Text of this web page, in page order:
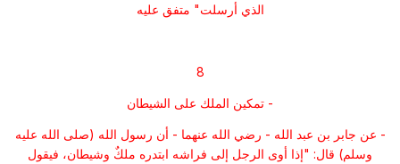
الذي أرسلت" متفق عليه
8
- تمكين الملك على الشيطان
- عن جابر بن عبد الله - رضي الله عنهما - أن رسول الله (صلى الله عليه
وسلم) قال: "إذا أوى الرجل إلى فراشه ابتدره ملكٌ وشيطان، فيقول